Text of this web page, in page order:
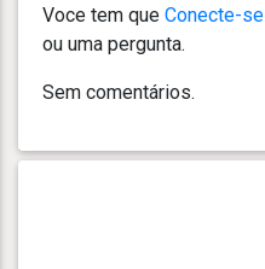
Voce tem que Conecte-se
ou uma pergunta.
Sem comentários.